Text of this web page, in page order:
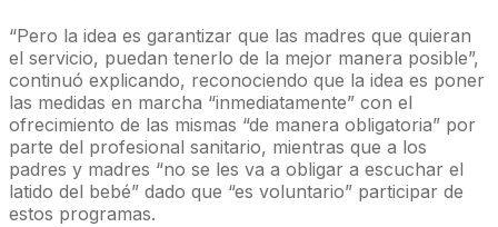
“Pero la idea es garantizar que las madres que quieran
el servicio, puedan tenerlo de la mejor manera posible”,
continuó explicando, reconociendo que la idea es poner
las medidas en marcha “inmediatamente” con el
ofrecimiento de las mismas “de manera obligatoria” por
parte del profesional sanitario, mientras que a los
padres y madres “no se les va a obligar a escuchar el
latido del bebé” dado que “es voluntario” participar de
estos programas.